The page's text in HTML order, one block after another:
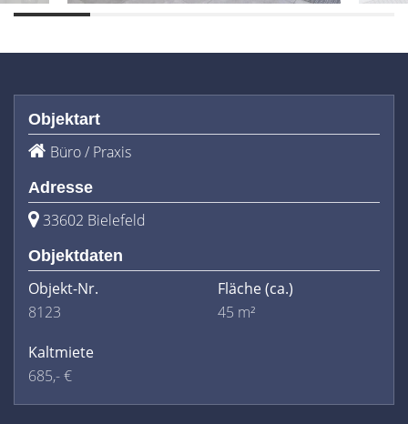
Objektart
Büro / Praxis
Adresse
33602 Bielefeld
Objektdaten
Objekt-Nr.
8123
Fläche(ca.)
45 m²
Kaltmiete
685,- €